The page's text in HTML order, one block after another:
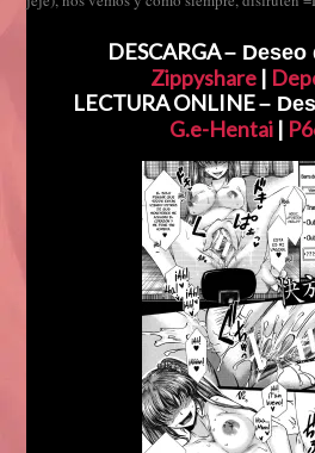
DESCARGA– Deseo
Zippyshare|
LECTURA ONLINE–
G.e-Hentai|